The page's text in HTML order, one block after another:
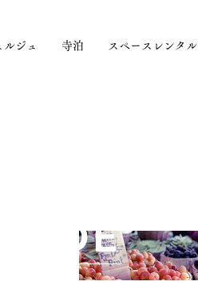
ルジュ 寺泊 スペースレンタル